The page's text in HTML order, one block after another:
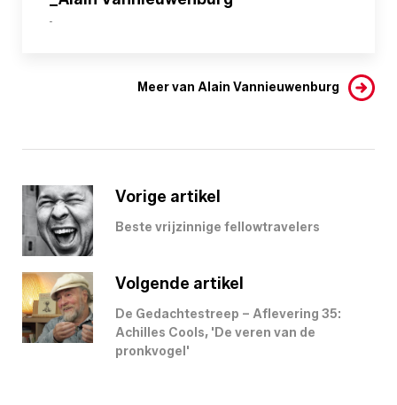
-
Meer van Alain Vannieuwenburg
Vorige artikel
Beste vrijzinnige fellowtravelers
Volgende artikel
De Gedachtestreep – Aflevering 35:
Achilles Cools, 'De veren van de
pronkvogel'